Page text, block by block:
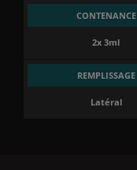
CONTENANCE
2x 3ml
REMPLISSAGE
Latéral